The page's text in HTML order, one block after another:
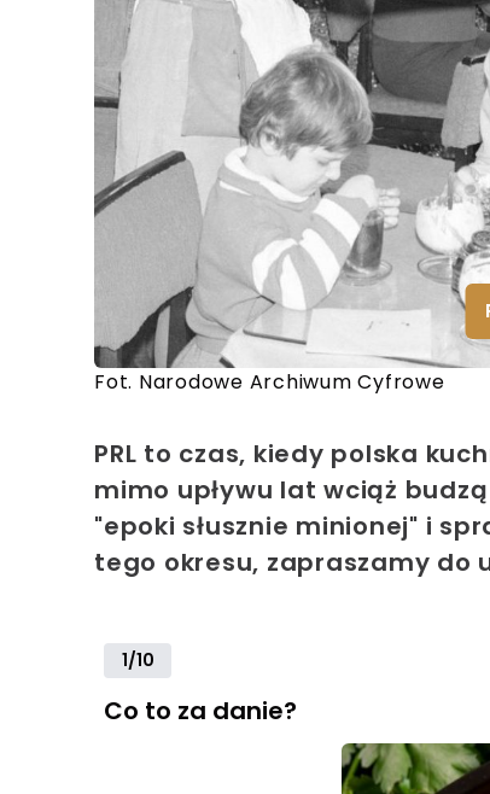
Fot. Narodowe Archiwum Cyfrowe
PRL to czas, kiedy polska
mimo upływu lat wciąż
"epoki słusznie minionej" i
tego okresu, zapraszamy do
1/10
Co to za danie?